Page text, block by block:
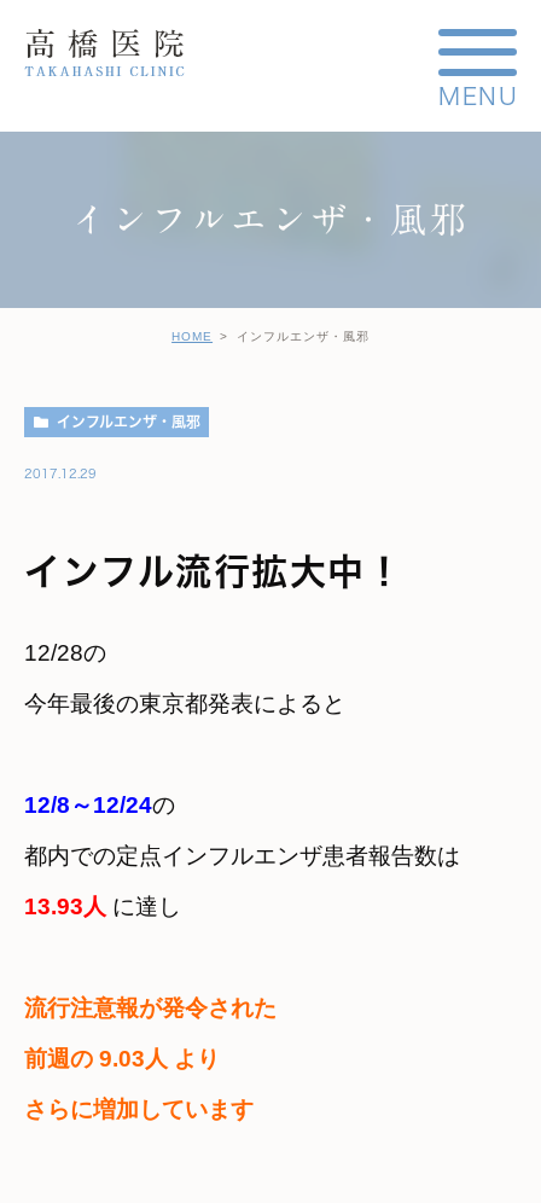
インフルエンザ・風邪
HOME インフルエンザ・風邪
インフルエンザ・風邪
2017.12.29
インフル流行拡大中！
12/28の
今年最後の東京都発表によると
12/8～12/24の
13.93人 に達し
流行注意報が発令された
前週の 9.03人 より
さらに増加しています